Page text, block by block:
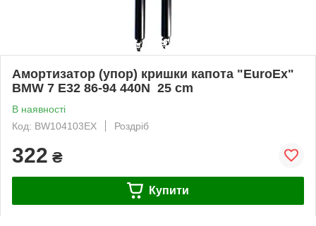
Амортизатор (упор) кришки капота "EuroEx"
BMW 7 E32 86-94 440N 25 cm
В наявності
Код: BW104103EX
Роздріб
322 ₴
Купити